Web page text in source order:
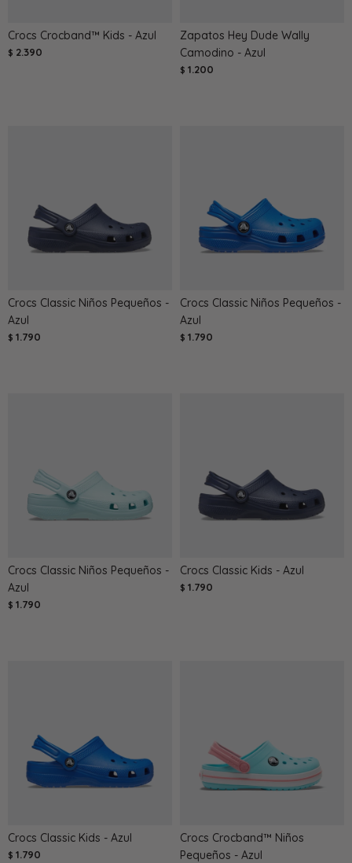
Crocs Crocband™ Kids - Azul
$ 2.390
Zapatos Hey Dude Wally
Camodino - Azul
$ 1.200
Crocs Classic Niños Pequeños -
Azul
$ 1.790
Crocs Classic Niños Pequeños -
Azul
$ 1.790
Crocs Classic Niños Pequeños -
Azul
$ 1.790
Crocs Classic Kids - Azul
$ 1.790
Crocs Classic Kids - Azul
$ 1.790
Crocs Crocband™ Niños
Pequeños - Azul